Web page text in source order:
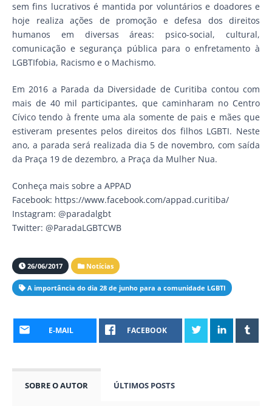
sem fins lucrativos é mantida por voluntários e doadores e
hoje realiza ações de promoção e defesa dos direitos
humanos em diversas áreas: psico-social, cultural,
comunicação e segurança pública para o enfretamento à
LGBTIfobia, Racismo e o Machismo.
Em 2016 a Parada da Diversidade de Curitiba contou com
mais de 40 mil participantes, que caminharam no Centro
Cívico tendo à frente uma ala somente de pais e mães que
estiveram presentes pelos direitos dos filhos LGBTI. Neste
ano, a parada será realizada dia 5 de novembro, com saída
da Praça 19 de dezembro, a Praça da Mulher Nua.
Conheça mais sobre a APPAD
Facebook: https://www.facebook.com/appad.curitiba/
Instagram: @paradalgbt
Twitter: @ParadaLGBTCWB
26/06/2017 Notícias
A importância do dia 28 de junho para a comunidade LGBTI
E-MAIL FACEBOOK
SOBRE O AUTOR ÚLTIMOS POSTS